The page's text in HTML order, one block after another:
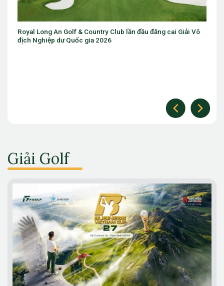
Club lần đầu đăng cai Giải Vô
Sân golf trong nhà đầu tiên trên
Giải Golf